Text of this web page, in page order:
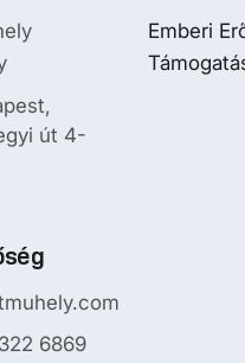
út 4-
6869
Emberi